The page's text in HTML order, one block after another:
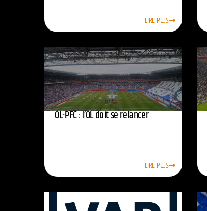
LIRE PLUS
OL-PFC : l’OL doit se relancer
LIRE PLUS